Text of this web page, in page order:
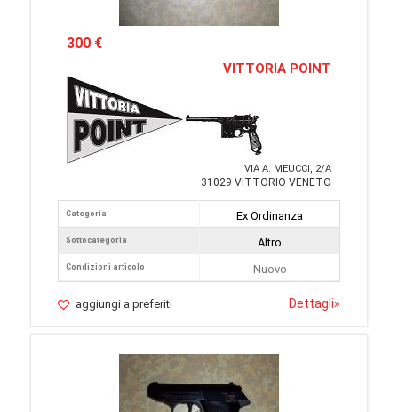
300 €
VITTORIA POINT
VIA A. MEUCCI, 2/A
31029 VITTORIO VENETO
Categoria
Sottocategoria
Condizioni articolo
Ex Ordinanza
Altro
Nuovo
aggiungi a preferiti Dettagli»